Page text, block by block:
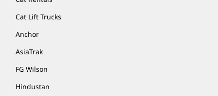
Cat Lift Trucks
Anchor
AsiaTrak
FG Wilson
Hindustan